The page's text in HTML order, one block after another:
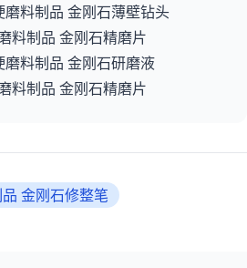
料制品 金刚石薄壁钻头
料制品 金刚石精磨片
料制品 金刚石研磨液
料制品 金刚石精磨片
金刚石修整笔